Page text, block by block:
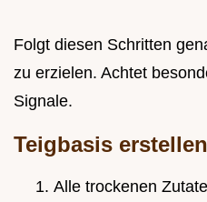
Folgt diesen Schritten
zu erzielen. Achtet
Signale.
Teigbasis erstellen
Alle trockenen